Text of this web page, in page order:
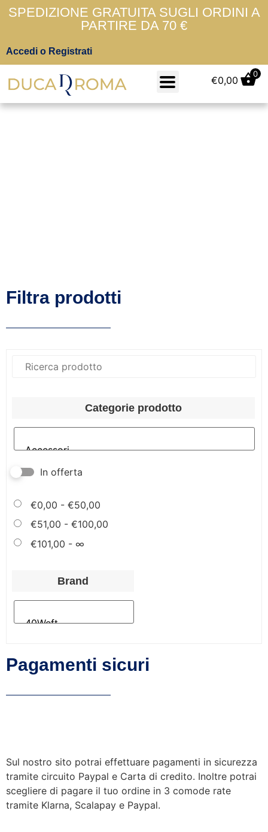
SPEDIZIONE GRATUITA SUGLI ORDINI A
PARTIRE DA 70 €
Accedi o Registrati
€0,00
0
Filtra prodotti
Categorie prodotto
In offerta
€0,00 - €50,00
€51,00 - €100,00
€101,00 - ∞
Brand
Pagamenti sicuri
Sul nostro sito potrai effettuare pagamenti in sicurezza
tramite circuito Paypal e Carta di credito. Inoltre potrai
scegliere di pagare il tuo ordine in 3 comode rate
tramite Klarna, Scalapay e Paypal.